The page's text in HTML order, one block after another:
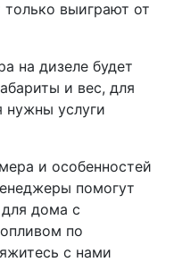
выиграют от
на дизеле будет
и вес, для
нужны услуги
и особенностей
помогут
для дома с
по
с нами